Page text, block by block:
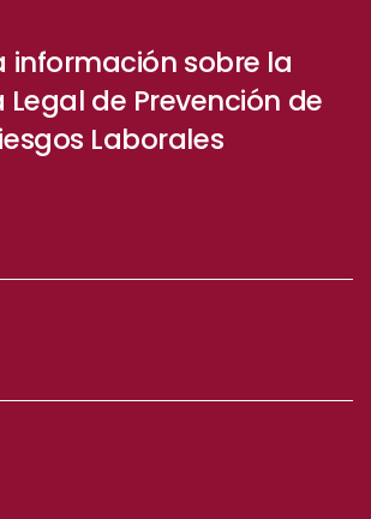
información sobre la
de Prevención de
Laborales